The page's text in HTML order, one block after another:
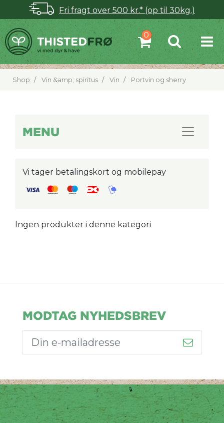
Fri fragt over 500 kr.* (op til 30kg.)
Shop Vin &amp; spiritus Vin Portvin og sherry
MENU
Vi tager betalingskort og mobilepay
Ingen produkter i denne kategori
MODTAG NYHEDSBREV